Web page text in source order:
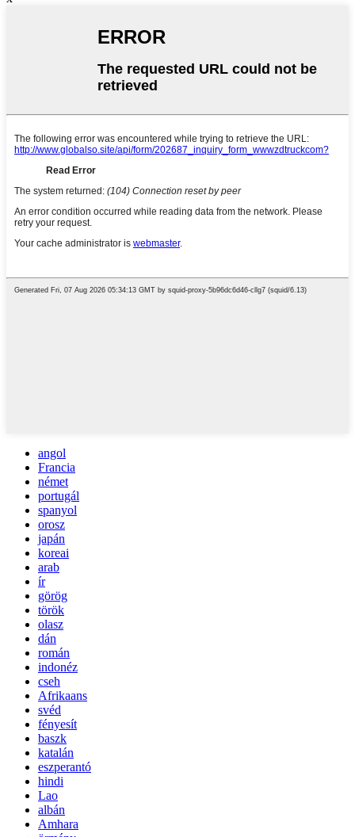
angol
Francia
német
portugál
spanyol
orosz
japán
koreai
arab
ír
görög
török
olasz
dán
román
indonéz
cseh
Afrikaans
svéd
fényesít
baszk
katalán
eszperantó
hindi
Lao
albán
Amhara